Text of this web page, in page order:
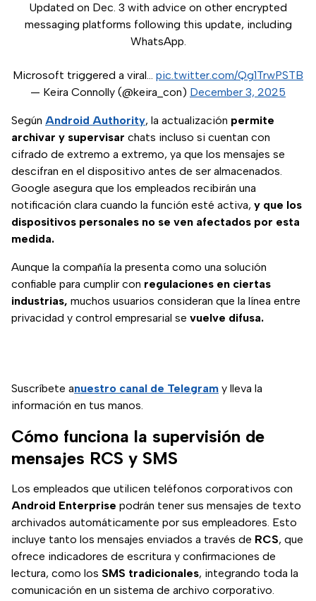
Updated on Dec. 3 with advice on other encrypted
messaging platforms following this update, including
WhatsApp.
Microsoft triggered a viral… pic.twitter.com/Qg1TrwPSTB
— Keira Connolly (@keira_con) December 3, 2025
Según Android Authority, la actualización permite
archivar y supervisar chats incluso si cuentan con
cifrado de extremo a extremo, ya que los mensajes se
descifran en el dispositivo antes de ser almacenados.
Google asegura que los empleados recibirán una
notificación clara cuando la función esté activa, y que los
dispositivos personales no se ven afectados por esta
medida.
Aunque la compañía la presenta como una solución
confiable para cumplir con regulaciones en ciertas
industrias, muchos usuarios consideran que la línea entre
privacidad y control empresarial se vuelve difusa.
Suscríbete anuestro canal de Telegram y lleva la
información en tus manos.
Cómo funciona la supervisión de
mensajes RCS y SMS
Los empleados que utilicen teléfonos corporativos con
Android Enterprise podrán tener sus mensajes de texto
archivados automáticamente por sus empleadores. Esto
incluye tanto los mensajes enviados a través de RCS, que
ofrece indicadores de escritura y confirmaciones de
lectura, como los SMS tradicionales, integrando toda la
comunicación en un sistema de archivo corporativo.